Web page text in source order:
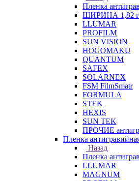
Пленка
ШИРИНА 1,82
LLUMAR
PROFILM
SUN VISION
HOGOMAKU
QUANTUM
SAFEX
SOLARNEX
FSM FilmSmatr
FORMULA
STEK
HEXIS
SUN TEK
ПРОЧИЕ
Пленка
Назад
Пленка
LLUMAR
MAGNUM